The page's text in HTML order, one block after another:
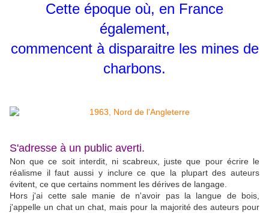
Cette époque où, en France
également,
commencent à disparaitre les mines de
charbons.
S'adresse à un public averti.
Non que ce soit interdit, ni scabreux, juste que pour écrire le
réalisme il faut aussi y inclure ce que la plupart des auteurs
évitent, ce que certains nomment les dérives de langage.
Hors j'ai cette sale manie de n'avoir pas la langue de bois,
j'appelle un chat un chat, mais pour la majorité des auteurs pour